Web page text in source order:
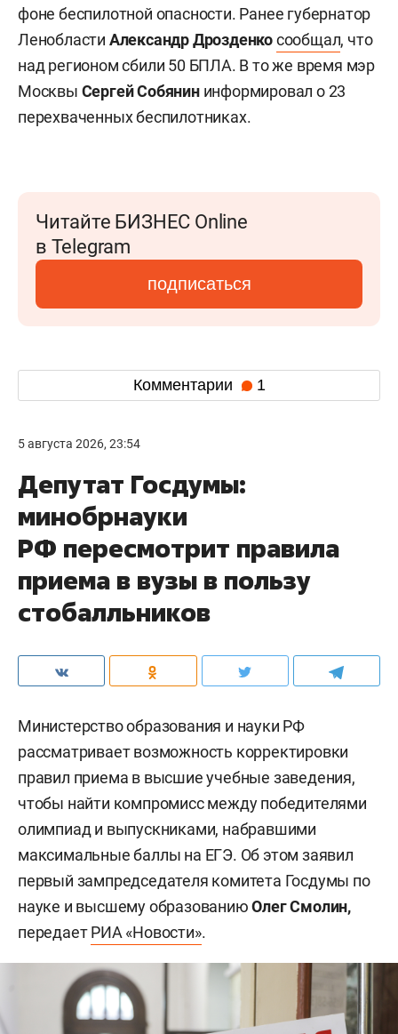
фоне беспилотной опасности. Ранее губернатор
Ленобласти Александр Дрозденкосообщал, что
над регионом сбили 50 БПЛА. В то же время мэр
Москвы Сергей Собянининформировал о 23
перехваченных беспилотниках.
Читайте БИЗНЕС Online
в Telegram
подписаться
Комментарии 1
5 августа 2026, 23:54
Депутат Госдумы:
минобрнауки
РФ пересмотрит правила
приема в вузы в пользу
стобалльников
Министерство образования и науки РФ
рассматривает возможность корректировки
правил приема в высшие учебные заведения,
чтобы найти компромисс между победителями
олимпиад и выпускниками, набравшими
максимальные баллы на ЕГЭ. Об этом заявил
первый зампредседателя комитета Госдумы по
науке и высшему образованиюОлег Смолин,
передаетРИА «Новости».